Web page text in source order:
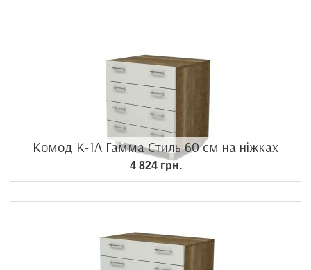
Комод К-1А Гамма Стиль 60 см на ніжках
4 824 грн.